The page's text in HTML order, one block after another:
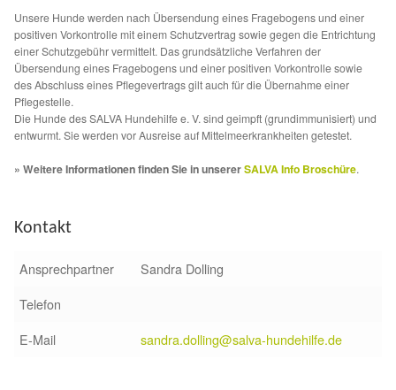
Tierschutz
Auslandstierschutz
Schutzgebühr
Notnasen in Deutschland
Notnasen noch im Ausland
Unsere Hunde werden nach Übersendung eines Fragebogens und einer
positiven Vorkontrolle mit einem Schutzvertrag sowie gegen die Entrichtung
einer Schutzgebühr vermittelt. Das grundsätzliche Verfahren der
Übersendung eines Fragebogens und einer positiven Vorkontrolle sowie
des Abschluss eines Pflegevertrags gilt auch für die Übernahme einer
Pflegestelle.
Die Hunde des SALVA Hundehilfe e. V. sind geimpft (grundimmunisiert) und
entwurmt. Sie werden vor Ausreise auf Mittelmeerkrankheiten getestet.
» Weitere Informationen finden Sie in unsererSALVA Info Broschüre.
Kontakt
Ansprechpartner
Sandra Dolling
Telefon
E-Mail
sandra.dolling@salva-hundehilfe.de